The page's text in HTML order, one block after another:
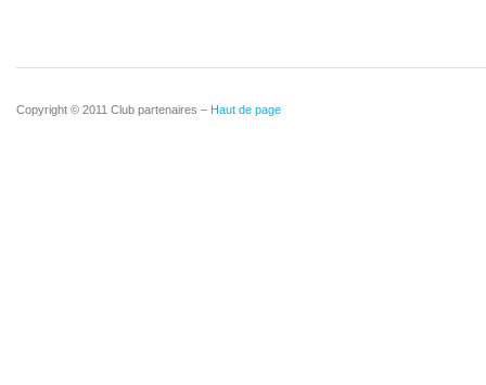
Copyright © 2011 Club partenaires – Haut de page